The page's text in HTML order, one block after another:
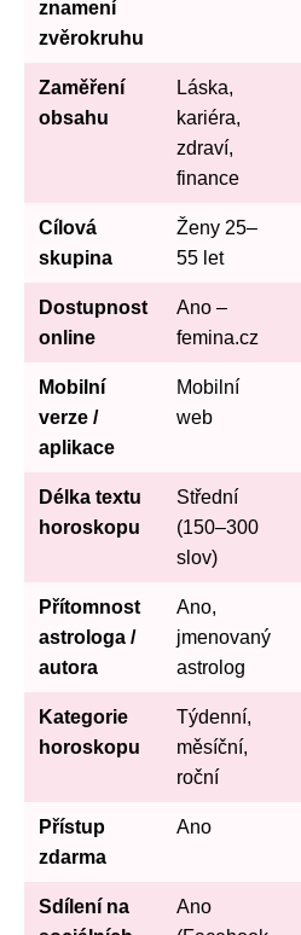
znamení
zvěrokruhu
Zaměření
obsahu
Láska,
kariéra,
zdraví,
finance
Cílová
skupina
Ženy 25–
55 let
Dostupnost
online
Ano –
femina.cz
Mobilní
verze /
aplikace
Mobilní
web
Délka textu
horoskopu
Střední
(150–300
slov)
Přítomnost
astrologa /
autora
Ano,
jmenovaný
astrolog
Kategorie
horoskopu
Týdenní,
měsíční,
roční
Přístup
zdarma
Ano
Sdílení na
Ano